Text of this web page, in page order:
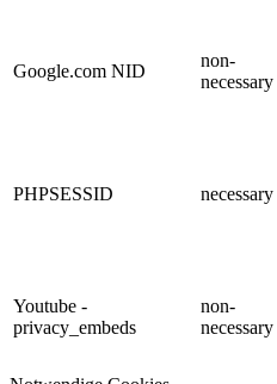
Google.com NID
non-
necessary
PHPSESSID necessary
Youtube -
privacy_embeds
non-
necessary